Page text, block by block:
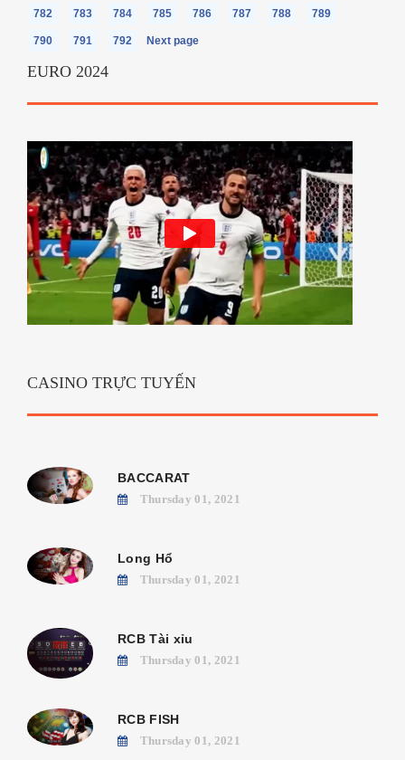
782 783 784 785 786 787 788 789
790 791 792 Next page
EURO 2024
CASINO TRỰC TUYẾN
BACCARAT
Thursday 01, 2021
Long Hổ
Thursday 01, 2021
RCB Tài xỉu
Thursday 01, 2021
RCB FISH
Thursday 01, 2021